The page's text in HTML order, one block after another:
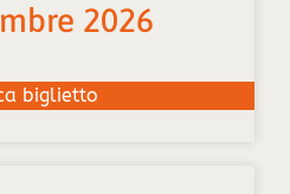
2026
biglietto